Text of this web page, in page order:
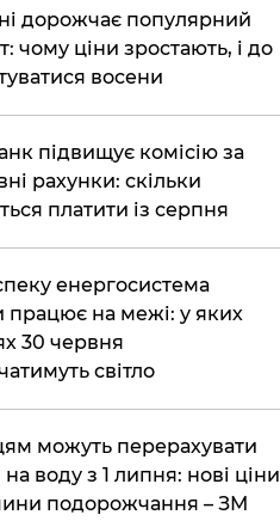
дорожчає популярний
чому ціни зростають, і до
восени
підвищує комісію за
рахунки: скільки
платити із серпня
енергосистема
працює на межі: у яких
30 червня
світло
можуть перерахувати
воду з 1 липня: нові ціни
подорожчання – ЗМ